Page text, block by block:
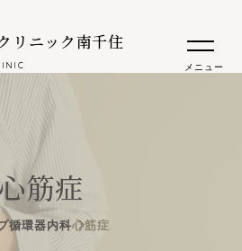
リニック南千住
メニュー
筋症
循環器内科心筋症